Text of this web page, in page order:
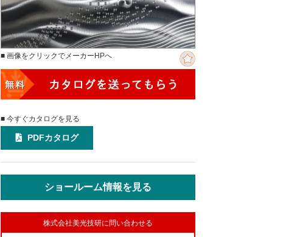
■ 画像をクリックでメーカーHPへ
■ 今すぐカタログを見る
PDFカタログ
ショールーム情報を見る
株式会社美光技研に問い合わせる